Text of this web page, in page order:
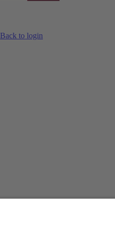
Back to login